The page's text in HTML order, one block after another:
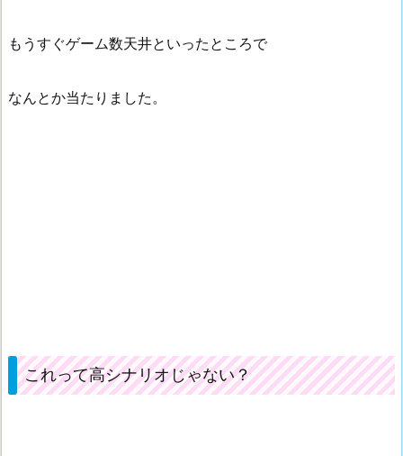
もうすぐゲーム数天井といったところで
なんとか当たりました。
これって高シナリオじゃない？